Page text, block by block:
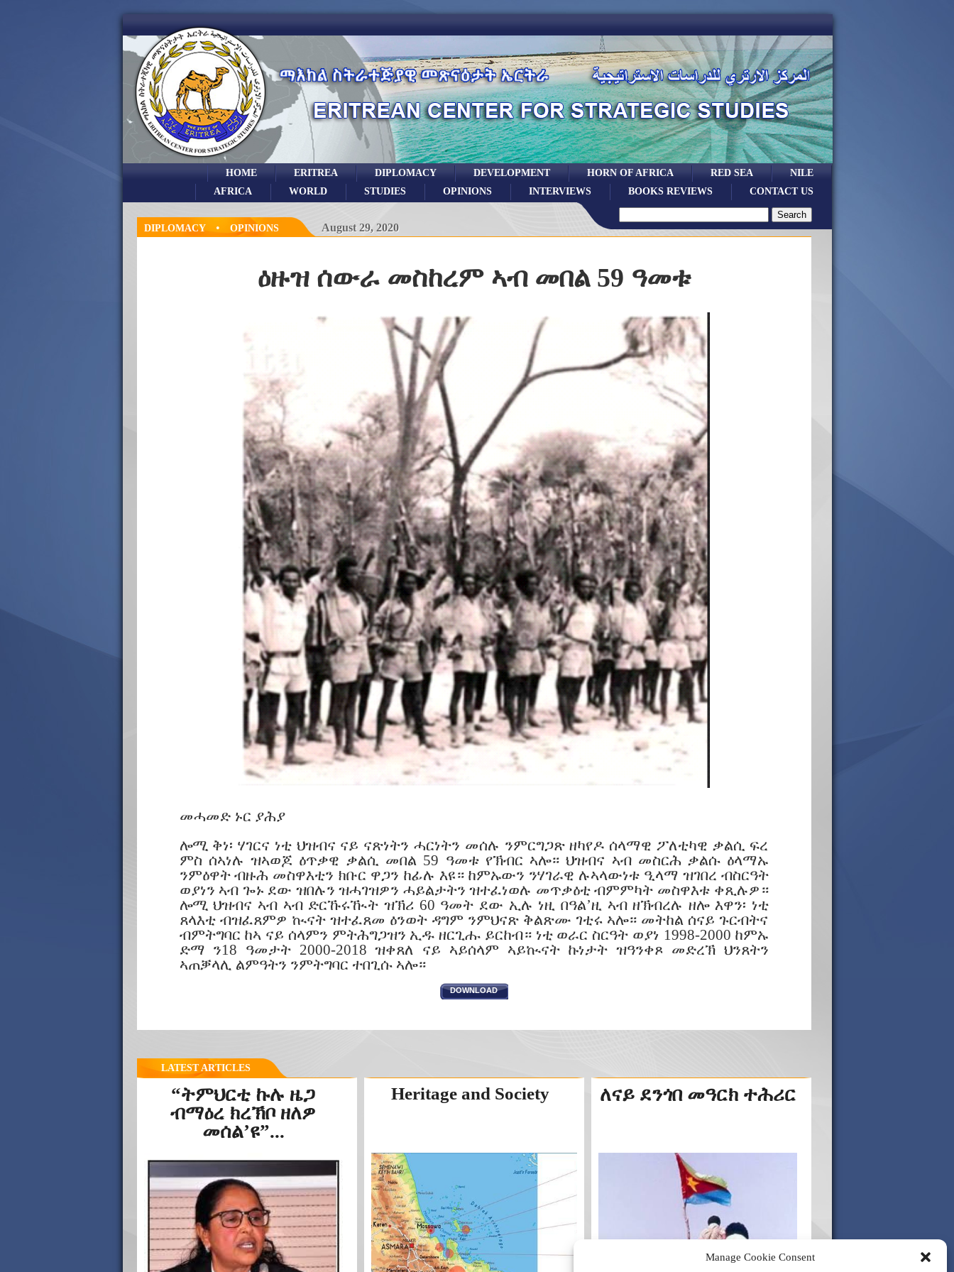
Manage Cookie Consent
NILE
RED SEA
HORN OF AFRICA
DEVELOPMENT
DIPLOMACY
ERITREA
HOME
CONTACT US
BOOKS REVIEWS
INTERVIEWS
OPINIONS
STUDIES
WORLD
AFRICA
DIPLOMACY • OPINIONS August 29, 2020
ዕዙዝ ሰውራ መስከረም ኣብ መበል 59 ዓመቱ
መሓመድ ኑር ያሕያ
ሎሚ ቅነ፡ ሃገርና ነቲ ህዝብና ናይ ናጽነትን ሓርነትን መሰሉ ንምርግጋጽ ዘካየዶ ሰላማዊ ፖለቲካዊ ቃልሲ ፍረ
ምስ ሰኣነሉ ዝኣወጆ ዕጥቃዊ ቃልሲ መበል 59 ዓመቱ የኽብር ኣሎ። ህዝብና ኣብ መስርሕ ቃልሱ ዕላማኡ
ንምዕዋት ብዙሕ መስዋእቲን ክቡር ዋጋን ከፊሉ እዩ። ከምኡውን ንሃገራዊ ሉኣላውነቱ ዒላማ ዝገበረ ብስርዓት
ወያነን ኣብ ጐኑ ደው ዝበሉን ዝሓገዝዎን ሓይልታትን ዝተፈነወሉ መጥቃዕቲ ብምምካት መስዋእቱ ቀጺሉዎ።
ሎሚ ህዝብና ኣብ ኣብ ድርኹሩዂት ዝኽሪ 60 ዓመት ደው ኢሉ ነዚ በዓል’ዚ ኣብ ዘኽብረሉ ዘሎ እዋን፡ ነቲ
ጸላእቲ ብዝፈጸምዎ ኲናት ዝተፈጸመ ዕንወት ዳግም ንምህናጽ ቅልጽሙ ገቲሩ ኣሎ። መትከል ሰናይ ጉርብትና
ብምትግባር ከኣ ናይ ሰላምን ምትሕግጋዝን ኢዱ ዘርጊሑ ይርከብ። ነቲ ወራር ስርዓት ወያነ 1998-2000 ከምኡ
ድማ ን18 ዓመታት 2000-2018 ዝቀጸለ ናይ ኣይሰላም ኣይኲናት ኩነታት ዝዓንቀጾ መድረኽ ህንጸትን
ኣጠቓላሊ ልምዓትን ንምትግባር ተበጊሱ ኣሎ።
DOWNLOAD
LATEST ARTICLES
“ትምህርቲ ኩሉ ዜጋ
ብማዕረ ክረኽቦ ዘለዎ
መሰል’ዩ”...
Heritage and Society ለናይ ደንጎበ መዓርክ ተሕሪር